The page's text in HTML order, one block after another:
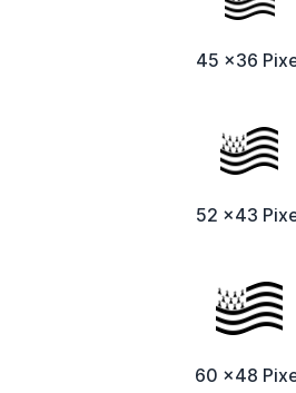
45 x36
52 x43
60 x48